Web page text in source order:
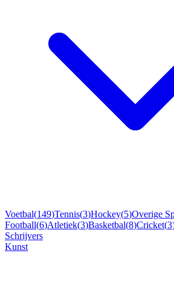
Voetbal(149)Tennis(3)Hockey(5)Overige
Football(6)Atletiek(3)Basketbal(8)Cricket(3
Schrijvers
Kunst